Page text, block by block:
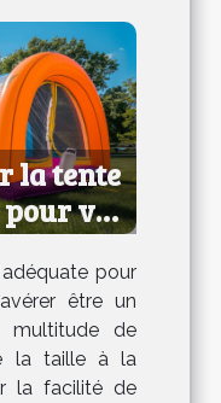
la tente
vos
pour
être un
multitude de
la taille à la
la facilité de